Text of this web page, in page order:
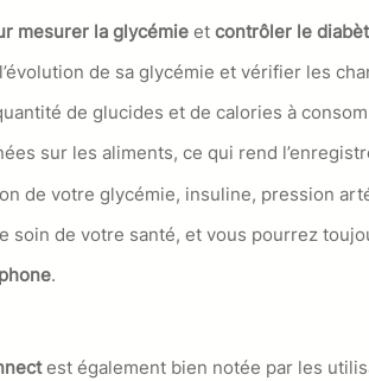
mesurer la glycémie et contrôler le
de sa glycémie et vérifier les
de glucides et de calories à
sur les aliments, ce qui rend
de votre glycémie, insuline, pression
soin de votre santé, et vous pourrez
.
est également bien notée par les